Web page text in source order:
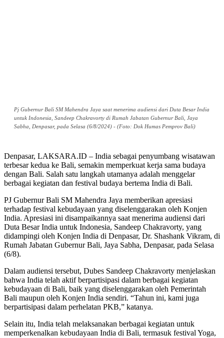
Pj Gubernur Bali SM Mahendra Jaya saat menerima audiensi dari Duta Besar India
untuk Indonesia, Sandeep Chakravorty di Rumah Jabatan Gubernur Bali, Jaya
Sabha, Denpasar, pada Selasa (6/8/2024) - (Foto: Dok Humas Pemprov Bali)
Denpasar, LAKSARA.ID – India sebagai penyumbang wisatawan
terbesar kedua ke Bali, semakin memperkuat kerja sama budaya
dengan Bali. Salah satu langkah utamanya adalah menggelar
berbagai kegiatan dan festival budaya bertema India di Bali.
PJ Gubernur Bali SM Mahendra Jaya memberikan apresiasi
terhadap festival kebudayaan yang diselenggarakan oleh Konjen
India. Apresiasi ini disampaikannya saat menerima audiensi dari
Duta Besar India untuk Indonesia, Sandeep Chakravorty, yang
didampingi oleh Konjen India di Denpasar, Dr. Shashank Vikram, di
Rumah Jabatan Gubernur Bali, Jaya Sabha, Denpasar, pada Selasa
(6/8).
Dalam audiensi tersebut, Dubes Sandeep Chakravorty menjelaskan
bahwa India telah aktif berpartisipasi dalam berbagai kegiatan
kebudayaan di Bali, baik yang diselenggarakan oleh Pemerintah
Bali maupun oleh Konjen India sendiri. “Tahun ini, kami juga
berpartisipasi dalam perhelatan PKB,” katanya.
Selain itu, India telah melaksanakan berbagai kegiatan untuk
memperkenalkan kebudayaan India di Bali, termasuk festival Yoga,